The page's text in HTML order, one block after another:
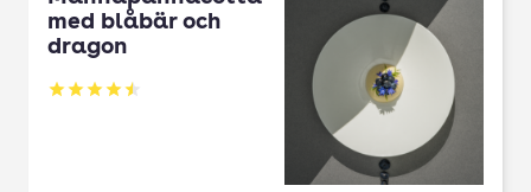
med blåbär och
dragon
Betyg: 4.5 av 5